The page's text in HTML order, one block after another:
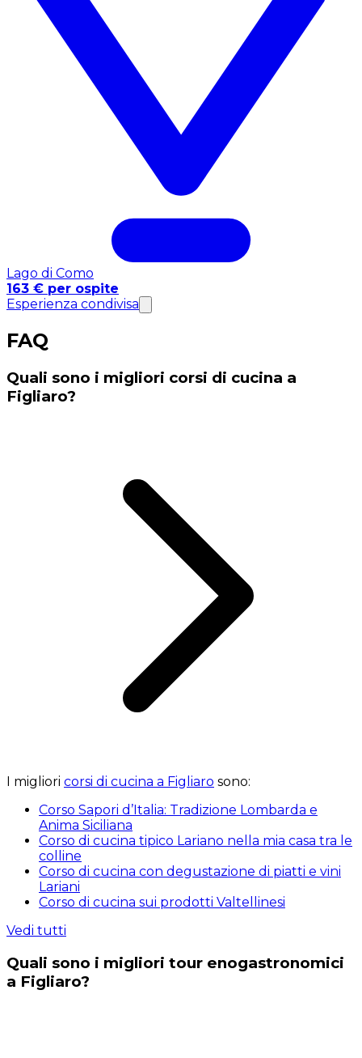
Lago di Como
163 € per ospite
Esperienza condivisa
FAQ
Quali sono i migliori corsi di cucina a
Figliaro?
I migliori corsi di cucina a Figliaro sono:
Corso Sapori d’Italia: Tradizione Lombarda e
Anima Siciliana
Corso di cucina tipico Lariano nella mia casa tra le
colline
Corso di cucina con degustazione di piatti e vini
Lariani
Corso di cucina sui prodotti Valtellinesi
Vedi tutti
Quali sono i migliori tour enogastronomici
a Figliaro?